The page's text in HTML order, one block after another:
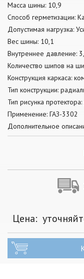
Масса шины: 10,9
Способ герметизации:
Допустимая нагрузка:
Вес шины: 10,1
Внутреннее давление:
Количество шипов на
Конструкция каркаса:
Тип конструкции:
Тип рисунка
Применение: ГАЗ-3302
Дополнительное
Цена: